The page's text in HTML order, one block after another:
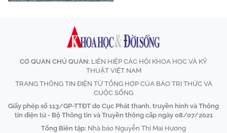
CƠ QUAN CHỦ QUẢN: LIÊN HIỆP CÁC HỘI KHOA HỌC VÀ KỸ
THUẬT VIỆT NAM
TRANG THÔNG TIN ĐIỆN TỬ TỔNG HỢP CỦA BÁO TRI THỨC VÀ
CUỘC SỐNG
Giấy phép số 113/GP-TTĐT do Cục Phát thanh, truyền hình và Thông
tin điện tử - Bộ Thông tin và Truyền thông cấp ngày 08/07/2021
Tổng Biên tập: Nhà báo Nguyễn Thị Mai Hương